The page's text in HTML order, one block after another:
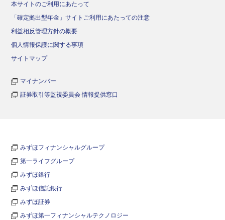
本サイトのご利用にあたって
「確定拠出型年金」サイトご利用にあたっての注意
利益相反管理方針の概要
個人情報保護に関する事項
サイトマップ
マイナンバー
証券取引等監視委員会 情報提供窓口
みずほフィナンシャルグループ
第一ライフグループ
みずほ銀行
みずほ信託銀行
みずほ証券
みずほ第一フィナンシャルテクノロジー